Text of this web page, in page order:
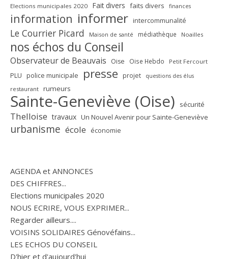
Elections municipales 2020 Fait divers faits divers finances
information informer intercommunalité
Le Courrier Picard Maison de santé médiathèque Noailles
nos échos du Conseil
Observateur de Beauvais Oise Oise Hebdo Petit Fercourt
PLU police municipale presse projet questions des élus
restaurant rumeurs
Sainte-Geneviève (Oise) sécurité
Thelloise travaux Un Nouvel Avenir pour Sainte-Geneviève
urbanisme école économie
AGENDA et ANNONCES
DES CHIFFRES...
Elections municipales 2020
NOUS ECRIRE, VOUS EXPRIMER...
Regarder ailleurs....
VOISINS SOLIDAIRES Génovéfains...
LES ECHOS DU CONSEIL
D'hier et d'aujourd'hui